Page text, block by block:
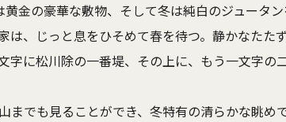
金の豪華な敷物、そして冬は純白のジュータン
は、じっと息をひそめて春を待つ。静かなたた
字に松川除の一番堤、その上に、もう一文字
までも見ることができ、冬特有の清らかな眺めで